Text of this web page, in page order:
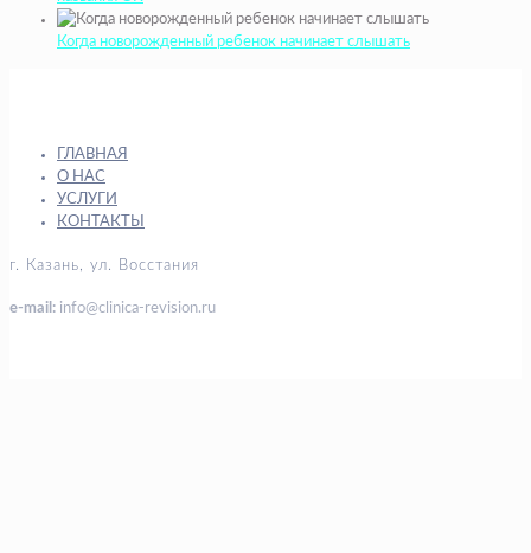
Когда новорожденный ребенок начинает слышать
ГЛАВНАЯ
О НАС
УСЛУГИ
КОНТАКТЫ
г. Казань, ул. Восстания
e-mail: info@clinica-revision.ru